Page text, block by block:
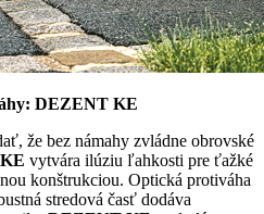
DEZENT KE
že bez námahy zvládne obrovské
vytvára ilúziu ľahkosti pre ťažké
konštrukciou. Optická protiváha
stredová časť dodáva